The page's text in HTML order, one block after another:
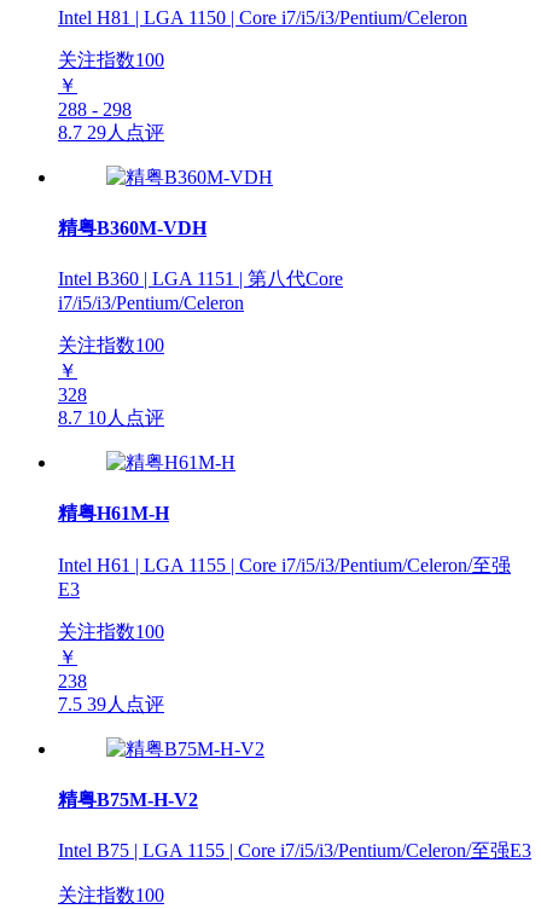
Intel H81 | LGA 1150 | Core i7/i5/i3/Pentium/Celeron
关注指数100
￥
288 - 298
8.7 29人点评
精粤B360M-VDH
Intel B360 | LGA 1151 | 第八代Core
i7/i5/i3/Pentium/Celeron
关注指数100
￥
328
8.7 10人点评
精粤H61M-H
Intel H61 | LGA 1155 | Core i7/i5/i3/Pentium/Celeron/至强
E3
关注指数100
￥
238
7.5 39人点评
精粤B75M-H-V2
Intel B75 | LGA 1155 | Core i7/i5/i3/Pentium/Celeron/至强E3
关注指数100